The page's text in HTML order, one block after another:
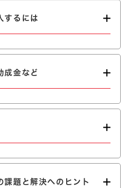
するには
成金など
課題と解決へのヒント